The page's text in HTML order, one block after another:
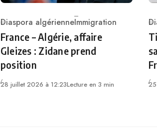
Category
Diaspora algérienneImmigration
France – Algérie, affaire
Gleizes : Zidane prend
position
28 juillet 2026 à 12:23Lecture en 3 min